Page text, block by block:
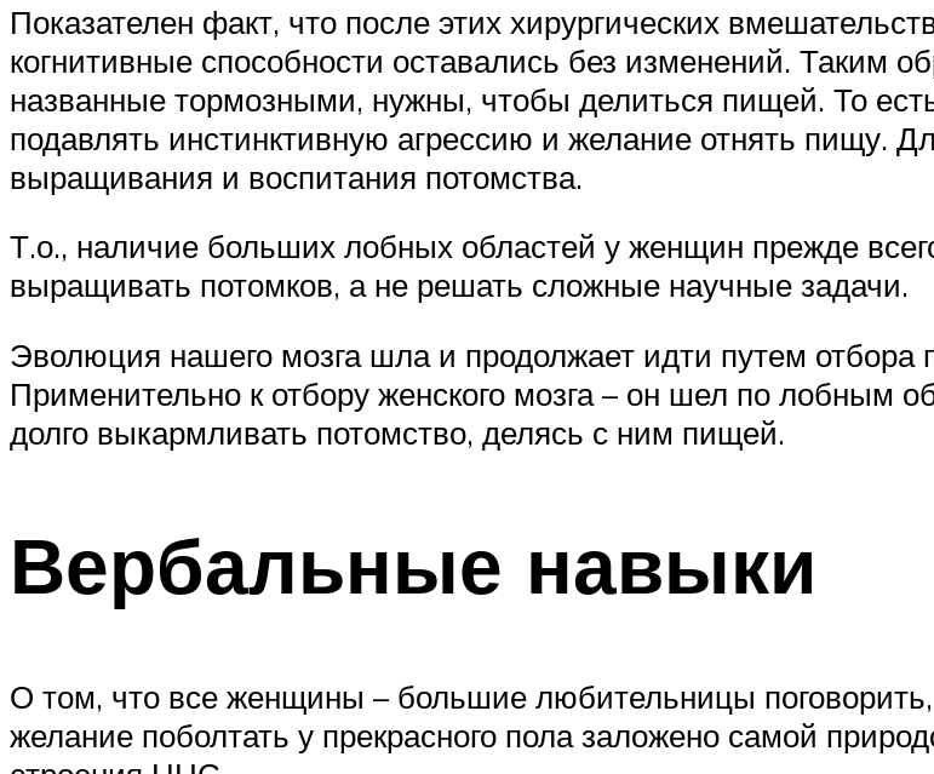
Показателен факт, что после этих хирургических
когнитивные способности оставались без изменений. Таким
названные тормозными, нужны, чтобы делиться пищей. То
подавлять инстинктивную агрессию и желание отнять пищу.
выращивания и воспитания потомства.
Т.о., наличие больших лобных областей у женщин прежде
выращивать потомков, а не решать сложные научные задачи.
Эволюция нашего мозга шла и продолжает идти путем
Применительно к отбору женского мозга – он шел по лобным
долго выкармливать потомство, делясь с ним пищей.
Вербальные навыки
О том, что все женщины – большие любительницы
желание поболтать у прекрасного пола заложено самой